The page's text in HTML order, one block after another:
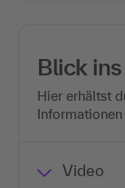
Blick
Hier erhältst
Video